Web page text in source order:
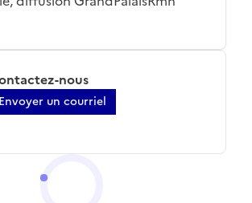
nous
Envoyer un courriel